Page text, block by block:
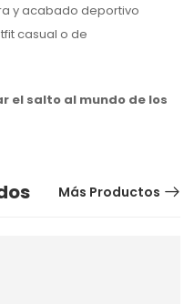
y acabado deportivo
casual o de
el salto al mundo de los
Más Productos